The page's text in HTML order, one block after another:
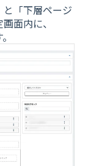
と「下層ページ
面内に、